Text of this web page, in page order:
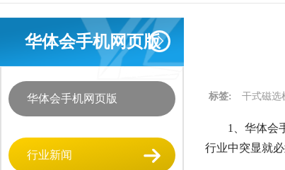
华体会手机网页版
华体会手机网页版
行业新闻
标签: 干式磁选
1、华体会
行业中突显就